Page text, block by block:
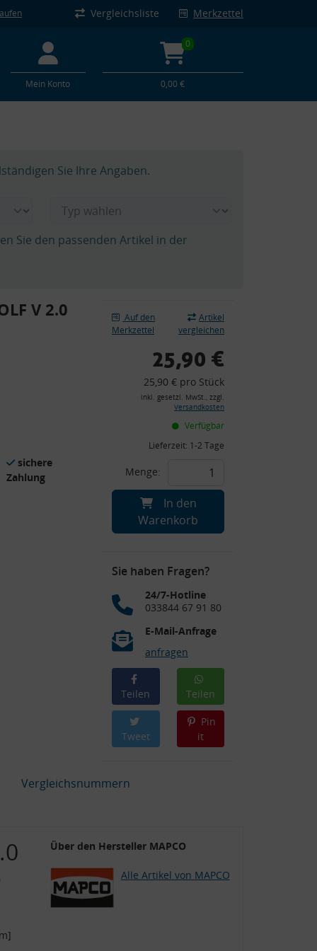
Vergleichsliste Merkzettel
Mein Konto
0
0,00 €
Sie Ihre Angaben.
Sie den passenden Artikel in der
V 2.0
sichere
Zahlung
Auf den
Merkzettel
Artikel
vergleichen
25,90 €
25,90 € pro Stück
inkl. gesetzl. MwSt., zzgl.
Versandkosten
Verfügbar
Lieferzeit: 1-2 Tage
Menge:
In den
Warenkorb
Sie haben Fragen?
24/7-Hotline
033844 67 91 80
E-Mail-Anfrage
anfragen
Teilen Teilen
Tweet
Pin
it
Vergleichsnummern
Über den Hersteller MAPCO
Alle Artikel von MAPCO